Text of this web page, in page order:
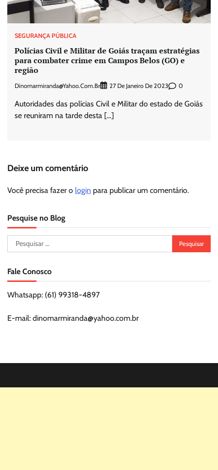
SEGURANÇA PÚBLICA
Polícias Civil e Militar de Goiás traçam estratégias
para combater crime em Campos Belos (GO) e
região
Dinomarmiranda@yahoo.com.br 27 De Janeiro De 2023 0
Autoridades das polícias Civil e Militar do estado de Goiás
se reuniram na tarde desta […]
Deixe um comentário
Você precisa fazer o login para publicar um comentário.
Pesquise no Blog
Pesquisar
por:
Fale Conosco
Whatsapp: (61) 99318-4897
E-mail: dinomarmiranda@yahoo.com.br